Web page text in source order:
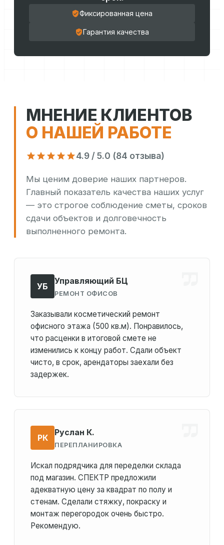
Фиксированная цена
Гарантия качества
МНЕНИЕ КЛИЕНТОВ
О НАШЕЙ РАБОТЕ
4.9 / 5.0 (84 отзыва)
Мы ценим доверие наших партнеров.
Главный показатель качества наших услуг
— это строгое соблюдение сметы, сроков
сдачи объектов и долговечность
выполненного ремонта.
УБ
Управляющий БЦ
РЕМОНТ ОФИСОВ
Заказывали косметический ремонт
офисного этажа (500 кв.м). Понравилось,
что расценки в итоговой смете не
изменились к концу работ. Сдали объект
чисто, в срок, арендаторы заехали без
задержек.
РК
Руслан К.
ПЕРЕПЛАНИРОВКА
Искал подрядчика для переделки склада
под магазин. СПЕКТР предложили
адекватную цену за квадрат по полу и
стенам. Сделали стяжку, покраску и
монтаж перегородок очень быстро.
Рекомендую.